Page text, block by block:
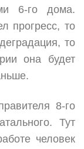
6-го дома.
прогресс, то
то
она будет
8-го
Тут
человек